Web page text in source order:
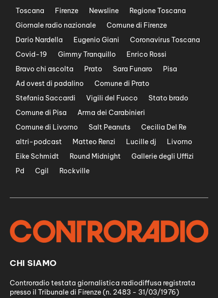
Toscana Firenze Newsline
Regione Toscana
Giornale radio nazionale
Comune di Firenze
Dario Nardella
Eugenio Giani
Coronavirus Toscana
Covid-19
Gimmy Tranquillo
Enrico Rossi
Bravo chi ascolta
Prato Sara Funaro
Pisa
Ad ovest di padalino
Comune di Prato
Stefania Saccardi
Vigili del Fuoco
Stato brado
Comune di Pisa
Arma dei Carabinieri
Comune di Livorno
Salt Peanuts
Cecilia Del Re
altri-podcast
Matteo Renzi Lucille dj
Livorno
Eike Schmidt
Round Midnight
Gallerie degli Uffizi
Pd
Cgil Rockville
CHI SIAMO
Controradio testata giornalistica radiodiffusa registrata
presso il Tribunale di Firenze (n. 2483 - 31/03/1976)